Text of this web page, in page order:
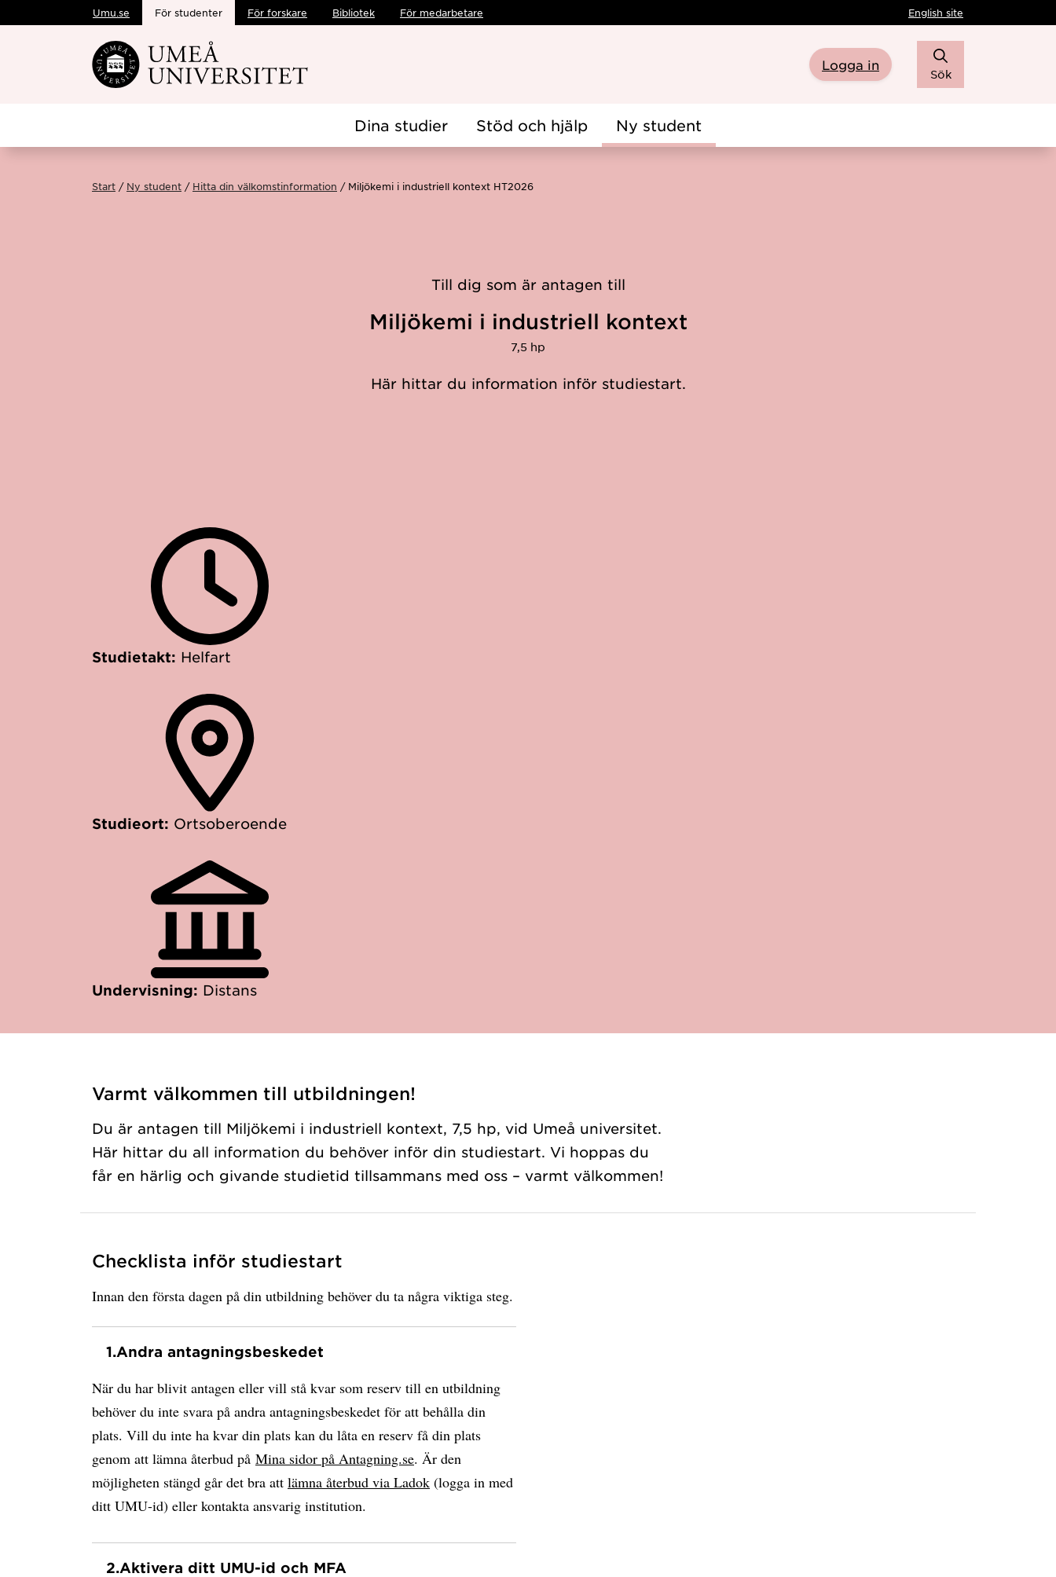
Hoppa direkt till innehållet
Umu.se För studenter För forskare Bibliotek För medarbetare English site
Logga in
Sök
Dina studier Stöd och hjälp Ny student
Start Ny student Hitta din välkomstinformation Miljökemi i industriell kontext HT2026
Till dig som är antagen till
Miljökemi i industriell kontext
7,5 hp
Här hittar du information inför studiestart.
Studietakt: Helfart
Studieort: Ortsoberoende
Undervisning: Distans
Varmt välkommen till utbildningen!
Du är antagen till Miljökemi i industriell kontext, 7,5 hp, vid Umeå universitet.
Här hittar du all information du behöver inför din studiestart. Vi hoppas du
får en härlig och givande studietid tillsammans med oss – varmt välkommen!
Checklista inför studiestart
Innan den första dagen på din utbildning behöver du ta några viktiga steg.
1.Andra antagningsbeskedet
När du har blivit antagen eller vill stå kvar som reserv till en utbildning
behöver du inte svara på andra antagningsbeskedet för att behålla din
plats. Vill du inte ha kvar din plats kan du låta en reserv få din plats
genom att lämna återbud på Mina sidor på Antagning.se. Är den
möjligheten stängd går det bra att lämna återbud via Ladok (logga in med
ditt UMU-id) eller kontakta ansvarig institution.
2.Aktivera ditt UMU-id och MFA